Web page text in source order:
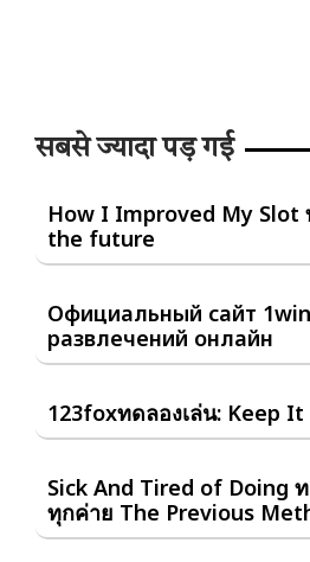
सबसे ज्यादा पड़ गई
How I Improved My Slot
the future
Официальный сайт
развлечений онлайн
123foxทดลองเล่น: Keep
Sick And Tired of Doing
ทุกค่าย The Previous